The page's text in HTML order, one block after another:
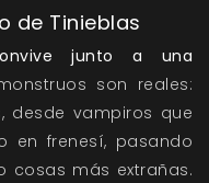
de Tinieblas
junto a una
son reales:
desde vampiros que
en frenesí, pasando
cosas más extrañas.